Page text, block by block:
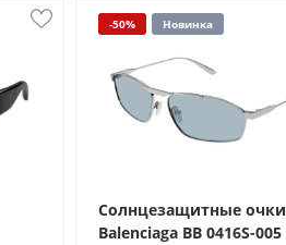
-50% Новинка
Солнцезащитные очки
Balenciaga BB 0416S-005